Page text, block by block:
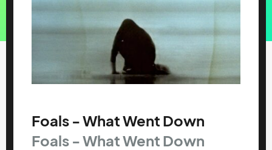
Foals - What Went Down
Foals - What Went Down